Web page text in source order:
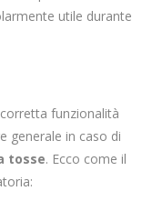
utile durante
funzionalità
generale in caso di
tosse. Ecco come il